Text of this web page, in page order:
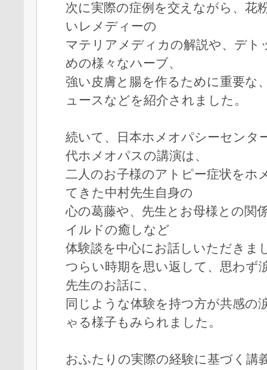
次に実際の症例を交えながら、花
いレメディーの
マテリアメディカの解説や、デト
めの様々なハーブ、
強い皮膚と腸を作るために重要な
ュースなどを紹介されました。
続いて、日本ホメオパシーセンタ
代ホメオパスの講演は、
二人のお子様のアトピー症状をホ
てきた中村先生自身の
心の葛藤や、先生とお母様との関
イルドの癒しなど
体験談を中心にお話しいただきま
つらい時期を思い返して、思わず
先生のお話に、
同じような体験を持つ方が共感の
ゃる様子もみられました。
おふたりの実際の経験に基づく講